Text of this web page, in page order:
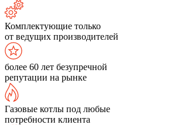
Комплектующие только
от ведущих производителей
более 60 лет безупречной
репутации на рынке
Газовые котлы под любые
потребности клиента